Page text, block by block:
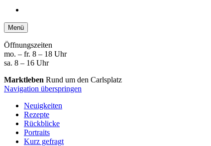
Menü
Öffnungszeiten
mo. – fr. 8 – 18 Uhr
sa. 8 – 16 Uhr
Marktleben Rund um den Carlsplatz
Navigation überspringen
Neuigkeiten
Rezepte
Rückblicke
Portraits
Kurz gefragt